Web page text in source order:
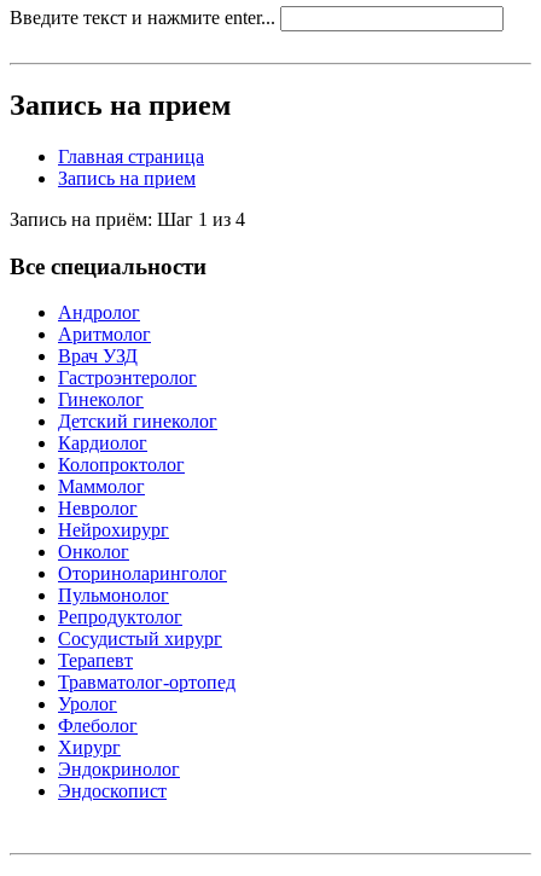
Введите текст и нажмите enter...
Запись на прием
Главная страница
Запись на прием
Запись на приём: Шаг 1 из 4
Все специальности
Андролог
Аритмолог
Врач УЗД
Гастроэнтеролог
Гинеколог
Детский гинеколог
Кардиолог
Колопроктолог
Маммолог
Невролог
Нейрохирург
Онколог
Оториноларинголог
Пульмонолог
Репродуктолог
Сосудистый хирург
Терапевт
Травматолог-ортопед
Уролог
Флеболог
Хирург
Эндокринолог
Эндоскопист